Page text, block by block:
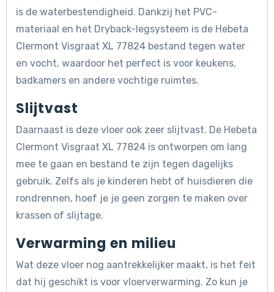
is de waterbestendigheid. Dankzij het PVC-
materiaal en het Dryback-legsysteem is de Hebeta
Clermont Visgraat XL 77824 bestand tegen water
en vocht, waardoor het perfect is voor keukens,
badkamers en andere vochtige ruimtes.
Slijtvast
Daarnaast is deze vloer ook zeer slijtvast. De Hebeta
Clermont Visgraat XL 77824 is ontworpen om lang
mee te gaan en bestand te zijn tegen dagelijks
gebruik. Zelfs als je kinderen hebt of huisdieren die
rondrennen, hoef je je geen zorgen te maken over
krassen of slijtage.
Verwarming en milieu
Wat deze vloer nog aantrekkelijker maakt, is het feit
dat hij geschikt is voor vloerverwarming. Zo kun je